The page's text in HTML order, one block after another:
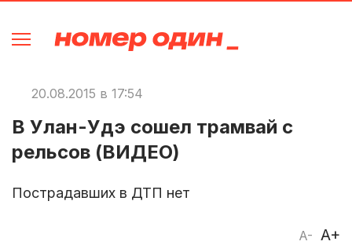
20.08.2015 в 17:54
В Улан-Удэ сошел трамвай с
рельсов (ВИДЕО)
Пострадавших в ДТП нет
A- A+